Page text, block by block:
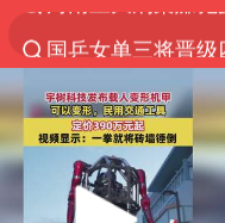
国乒女单三将晋级
光影经济撬动暑期
浙江上海等地有大